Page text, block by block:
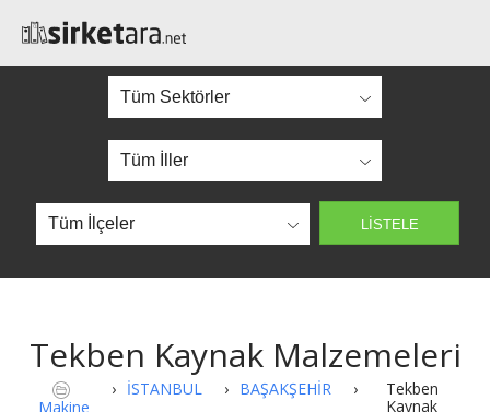
Tekben Kaynak Malzemeleri
Makine
› İSTANBUL › BAŞAKŞEHİR ›
Tekben
Kaynak